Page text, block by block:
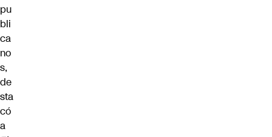
pu
bli
ca
no
s,
de
sta
có
a